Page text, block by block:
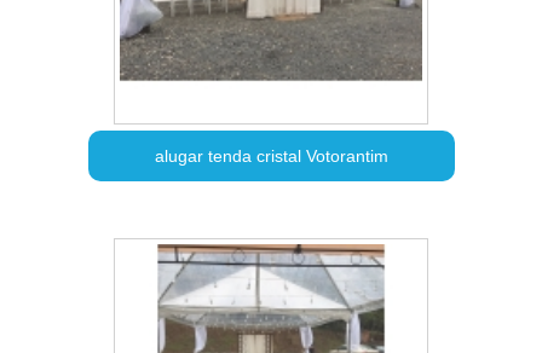
alugar tenda cristal Votorantim